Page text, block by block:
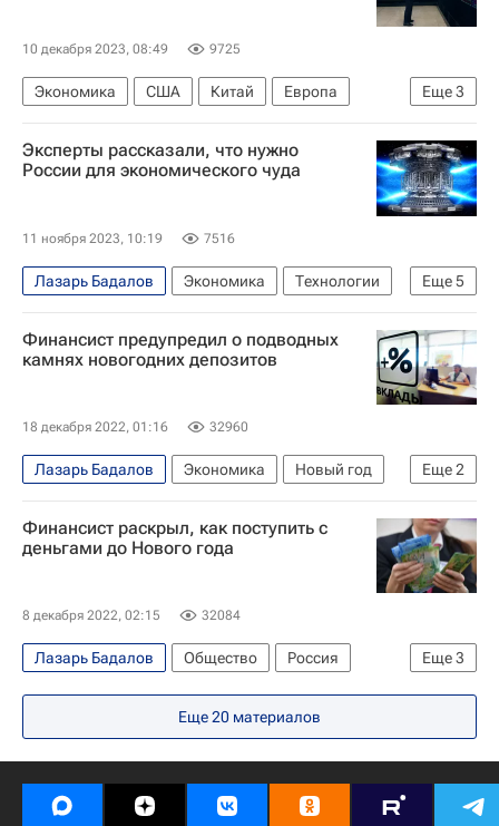
10 декабря 2023, 08:49 9725
Еще3
Экономика США Китай
Европа
Россия
Евросоюз АКРА
Эксперты рассказали, что нужно
России для экономического чуда
11 ноября 2023, 10:19 7516
Еще5
Лазарь Бадалов Экономика
Технологии
Африка
Россия
Высшая школа экономики (ВШЭ)
Финансист предупредил о подводных
камнях новогодних депозитов
18 декабря 2022, 01:16 32960
Еще2
Лазарь Бадалов Экономика
Новый год
Ипотека
Депозиты
Финансист раскрыл, как поступить с
деньгами до Нового года
8 декабря 2022, 02:15 32084
Еще3
Лазарь Бадалов Общество
Россия
Деньги
Кредиты
Банковские карты
Еще20 материалов